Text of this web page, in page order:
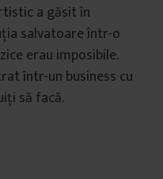
a găsit în
salvatoare într-o
erau imposibile.
într-un business cu
să facă.